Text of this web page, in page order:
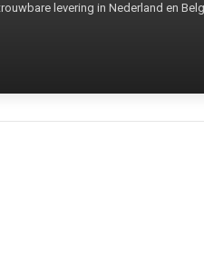
levering in Nederland en